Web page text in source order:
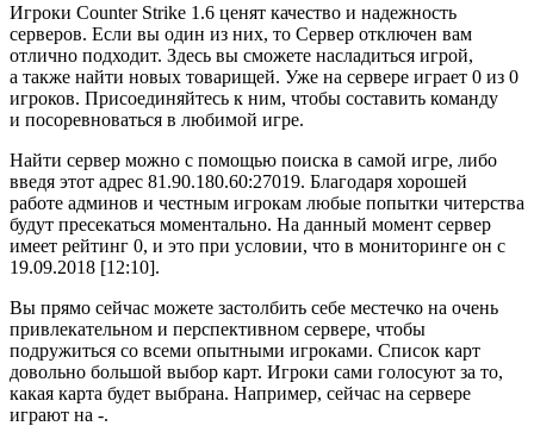
Игроки Counter Strike 1.6 ценят качество и надежность
серверов. Если вы один из них, то Сервер отключен вам
отлично подходит. Здесь вы сможете насладиться игрой,
а также найти новых товарищей. Уже на сервере играет 0 из 0
игроков. Присоединяйтесь к ним, чтобы составить команду
и посоревноваться в любимой игре.
Найти сервер можно с помощью поиска в самой игре, либо
введя этот адрес 81.90.180.60:27019. Благодаря хорошей
работе админов и честным игрокам любые попытки читерства
будут пресекаться моментально. На данный момент сервер
имеет рейтинг 0, и это при условии, что в мониторинге он с
19.09.2018 [12:10].
Вы прямо сейчас можете застолбить себе местечко на очень
привлекательном и перспективном сервере, чтобы
подружиться со всеми опытными игроками. Список карт
довольно большой выбор карт. Игроки сами голосуют за то,
какая карта будет выбрана. Например, сейчас на сервере
играют на -.